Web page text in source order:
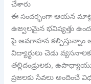
చేశారు
ఈ సందర్భంగా ఆయన
ఉజ్వలమైన భవిష్యత్తు
పై అవగాహన కల్పిస్తున్నాం
విద్యార్థులు చెడు
తల్లిదండ్రులకు,
ప్రజలకు సేవలు